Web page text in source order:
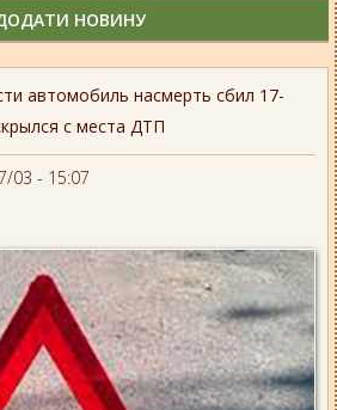
автомобиль насмерть сбил 17-
с места ДТП
03 - 15:07
НОВИНУ